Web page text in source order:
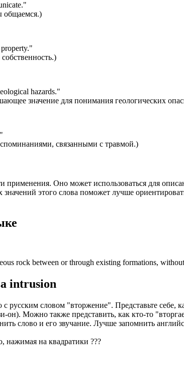
"
общаемся.)
"
hazards."
значение для понимания геологических
"
связанными с травмой.)
применения. Оно может использоваться для
этого слова поможет лучше
rock between or through existing formations,
intrusion
словом "вторжение". Представьте себе,
Можно также представить, как кто-то
слово и его звучание. Лучше запомнить
нажимая на квадратики ???